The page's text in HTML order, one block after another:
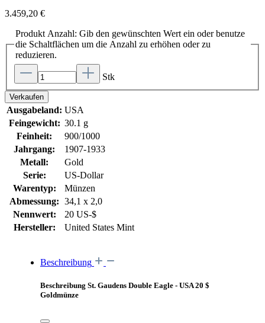
3.459,20 €
Produkt Anzahl: Gib den gewünschten Wert ein oder benutze
die Schaltflächen um die Anzahl zu erhöhen oder zu
reduzieren.
Stk
Verkaufen
Ausgabeland: USA
Feingewicht: 30.1 g
Feinheit:
900/1000
Jahrgang:
1907-1933
Metall:
Gold
Serie:
US-Dollar
Warentyp:
Münzen
Abmessung: 34,1 x 2,0
Nennwert:
20 US-$
Hersteller:
United States Mint
Beschreibung
Beschreibung St. Gaudens Double Eagle - USA 20 $
Goldmünze